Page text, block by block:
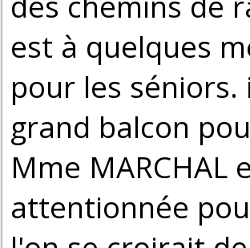
est à quelques
pour les
grand balcon
Mme
attentionnée